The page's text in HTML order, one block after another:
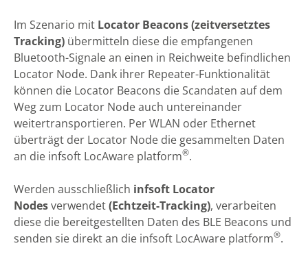
Im Szenario mit Locator Beacons (zeitversetztes
Tracking) übermitteln diese die empfangenen
Bluetooth-Signale an einen in Reichweite befindlichen
Locator Node. Dank ihrer Repeater-Funktionalität
können die Locator Beacons die Scandaten auf dem
Weg zum Locator Node auch untereinander
weitertransportieren. Per WLAN oder Ethernet
überträgt der Locator Node die gesammelten Daten
an die infsoft LocAware platform®.
Werden ausschließlich infsoft Locator
Nodesverwendet(Echtzeit-Tracking), verarbeiten
diese die bereitgestellten Daten des BLE Beacons und
senden sie direkt an die infsoft LocAware platform®.